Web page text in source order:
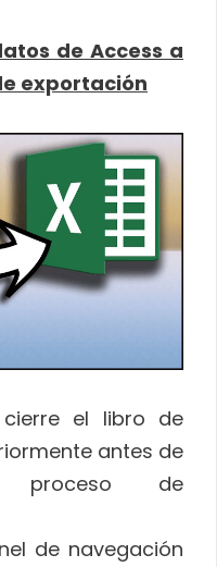
de Access a
exportación
el libro de
antes de
proceso de
de navegación